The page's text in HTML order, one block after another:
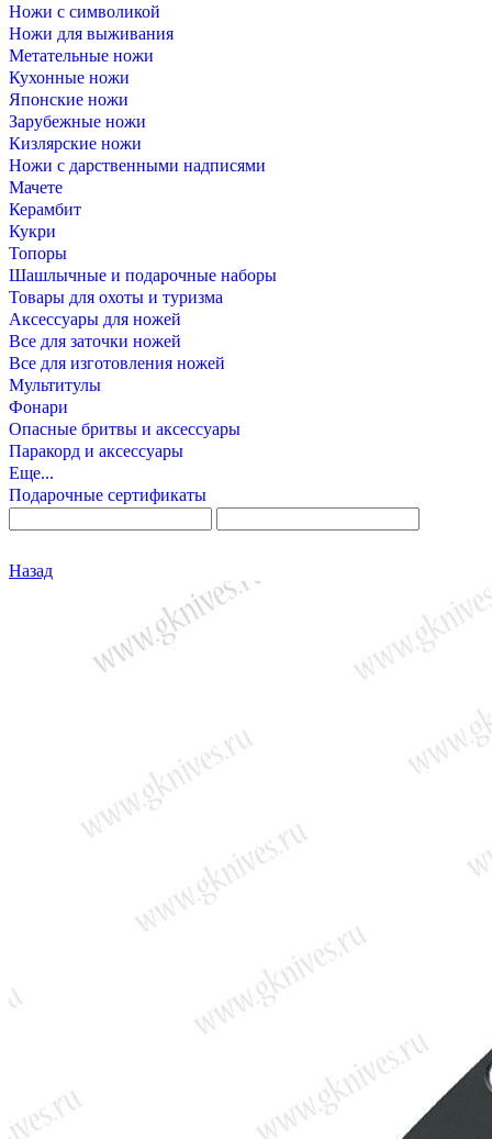
Ножи с символикой
Ножи для выживания
Метательные ножи
Кухонные ножи
Японские ножи
Зарубежные ножи
Кизлярские ножи
Ножи с дарственными надписями
Мачете
Керамбит
Кукри
Топоры
Шашлычные и подарочные наборы
Товары для охоты и туризма
Аксессуары для ножей
Все для заточки ножей
Все для изготовления ножей
Мультитулы
Фонари
Опасные бритвы и аксессуары
Паракорд и аксессуары
Еще...
Подарочные сертификаты
Назад